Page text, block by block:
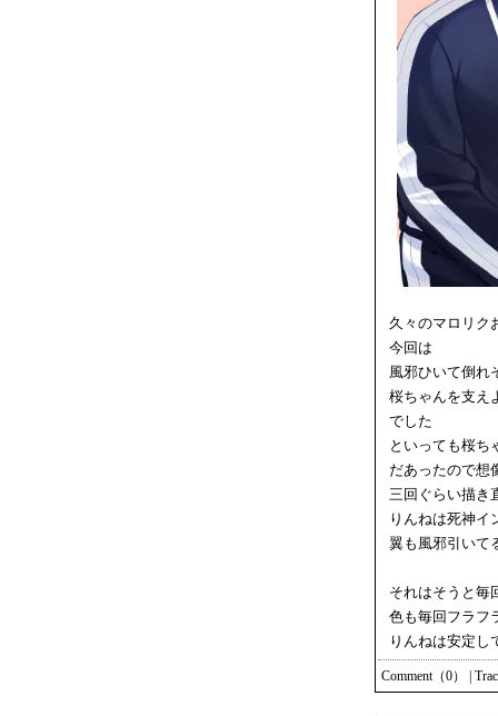
久々のマロリク
今回は
風邪ひいて倒れ
桜ちゃんを支え
でした
といっても桜ち
だあったので
三回ぐらい描き
りんねは死神
翼も風邪引いて
それはそうと毎
色も毎回フラフ
りんねは安定
Comment（0）